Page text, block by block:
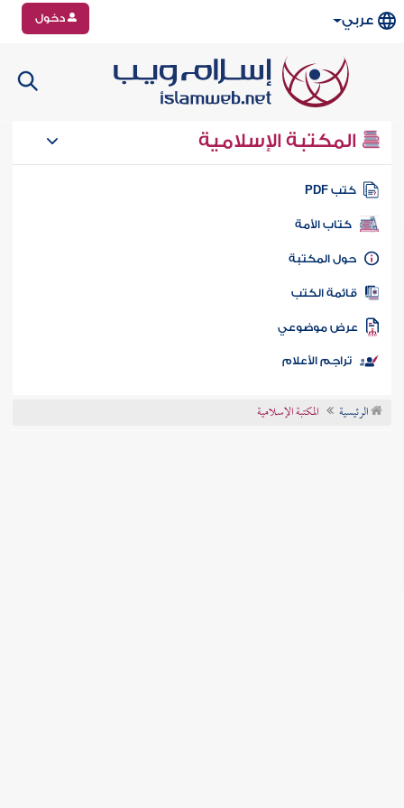
عربي دخول
المكتبة الإسلامية
كتب PDF
كتاب الأمة
المكتبة
الكتب
موضوعي
تراجم الأعلام
الرئيسية المكتبة الإسلامية